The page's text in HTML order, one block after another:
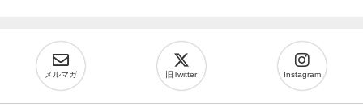
メルマガ 旧Twitter Instagram